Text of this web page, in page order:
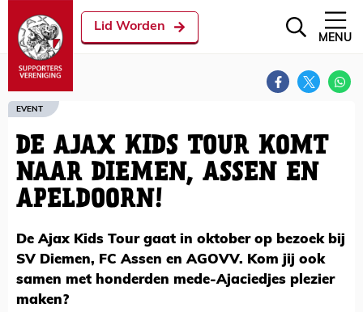
Lid Worden
MENU
EVENT
DE AJAX KIDS TOUR KOMT
NAAR DIEMEN, ASSEN EN
APELDOORN!
De Ajax Kids Tour gaat in oktober op bezoek bij
SV Diemen, FC Assen en AGOVV. Kom jij ook
samen met honderden mede-Ajaciedjes plezier
maken?